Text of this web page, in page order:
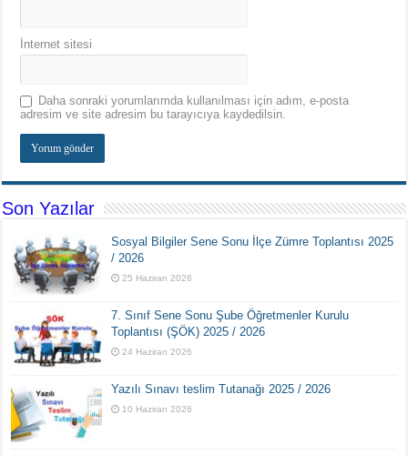
İnternet sitesi
Daha sonraki yorumlarımda kullanılması için adım, e-posta
adresim ve site adresim bu tarayıcıya kaydedilsin.
Son Yazılar
Sosyal Bilgiler Sene Sonu İlçe Zümre Toplantısı 2025
/ 2026
25 Haziran 2026
7. Sınıf Sene Sonu Şube Öğretmenler Kurulu
Toplantısı (ŞÖK) 2025 / 2026
24 Haziran 2026
Yazılı Sınavı teslim Tutanağı 2025 / 2026
10 Haziran 2026